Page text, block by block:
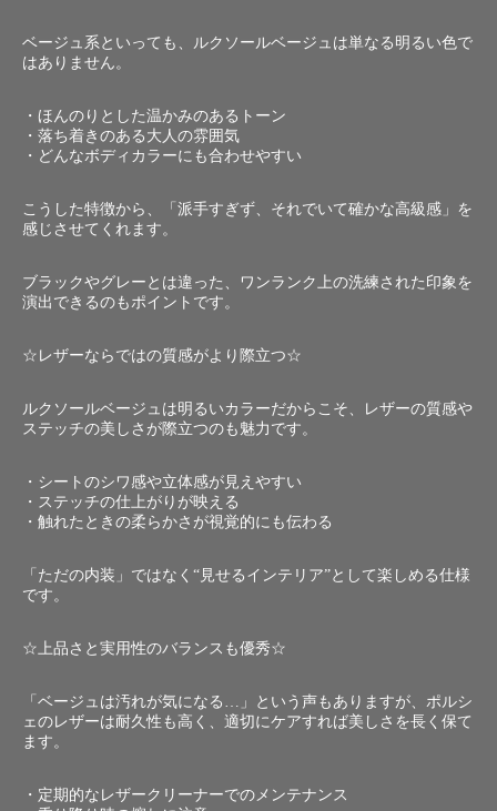
ベージュ系といっても、ルクソールベージュは単なる明るい色で
はありません。
・ほんのりとした温かみのあるトーン
・落ち着きのある大人の雰囲気
・どんなボディカラーにも合わせやすい
こうした特徴から、「派手すぎず、それでいて確かな高級感」を
感じさせてくれます。
ブラックやグレーとは違った、ワンランク上の洗練された印象を
演出できるのもポイントです。
☆レザーならではの質感がより際立つ☆
ルクソールベージュは明るいカラーだからこそ、レザーの質感や
ステッチの美しさが際立つのも魅力です。
・シートのシワ感や立体感が見えやすい
・ステッチの仕上がりが映える
・触れたときの柔らかさが視覚的にも伝わる
「ただの内装」ではなく“見せるインテリア”として楽しめる仕様
です。
☆上品さと実用性のバランスも優秀☆
「ベージュは汚れが気になる…」という声もありますが、ポルシ
ェのレザーは耐久性も高く、適切にケアすれば美しさを長く保て
ます。
・定期的なレザークリーナーでのメンテナンス